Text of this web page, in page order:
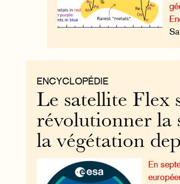
ENCYCLOPÉDIE
Le satellite Flex
révolutionner la
la végétation
En